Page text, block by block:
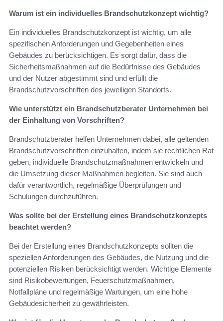
Warum ist ein individuelles Brandschutzkonzept wichtig?
Ein individuelles Brandschutzkonzept ist wichtig, um alle
spezifischen Anforderungen und Gegebenheiten eines
Gebäudes zu berücksichtigen. Es sorgt dafür, dass die
Sicherheitsmaßnahmen auf die Bedürfnisse des Gebäudes
und der Nutzer abgestimmt sind und erfüllt die
Brandschutzvorschriften des jeweiligen Standorts.
Wie unterstützt ein Brandschutzberater Unternehmen bei
der Einhaltung von Vorschriften?
Brandschutzberater helfen Unternehmen dabei, alle geltenden
Brandschutzvorschriften einzuhalten, indem sie rechtlichen Rat
geben, individuelle Brandschutzmaßnahmen entwickeln und
die Umsetzung dieser Maßnahmen begleiten. Sie sind auch
dafür verantwortlich, regelmäßige Überprüfungen und
Schulungen durchzuführen.
Was sollte bei der Erstellung eines Brandschutzkonzepts
beachtet werden?
Bei der Erstellung eines Brandschutzkonzepts sollten die
speziellen Anforderungen des Gebäudes, die Nutzung und die
potenziellen Risiken berücksichtigt werden. Wichtige Elemente
sind Risikobewertungen, Feuerschutzmaßnahmen,
Notfallpläne und regelmäßige Wartungen, um eine hohe
Gebäudesicherheit zu gewährleisten.